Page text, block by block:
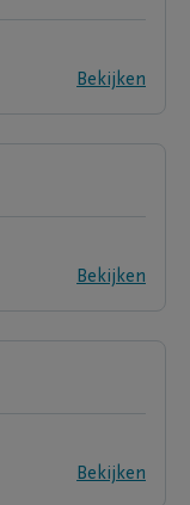
Bekijken
Bekijken
Bekijken